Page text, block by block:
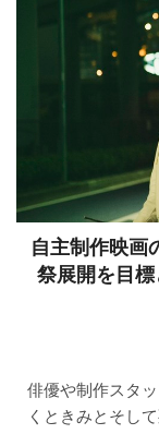
自主制作映画
祭展開を目標
俳優や制作スタ
くときみとそし